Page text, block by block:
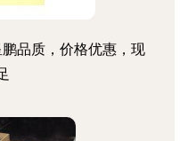
品质，价格优惠，现